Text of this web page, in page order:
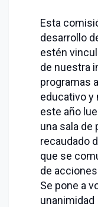
Esta
desarrollo
estén
de nuestra
programas
educativo y
este año
una sala de
recaudado
que se
de
Se pone a
unanimidad